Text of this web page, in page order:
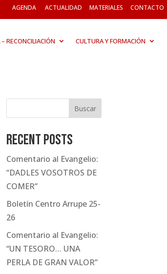
AGENDA ACTUALIDAD MATERIALES CONTACTO
RECONCILIACIÓN CULTURA Y FORMACIÓN
Buscar
Recent Posts
Comentario al Evangelio:
“DADLES VOSOTROS DE
COMER”
Boletín Centro Arrupe 25-
26
Comentario al Evangelio:
“UN TESORO… UNA
PERLA DE GRAN VALOR”